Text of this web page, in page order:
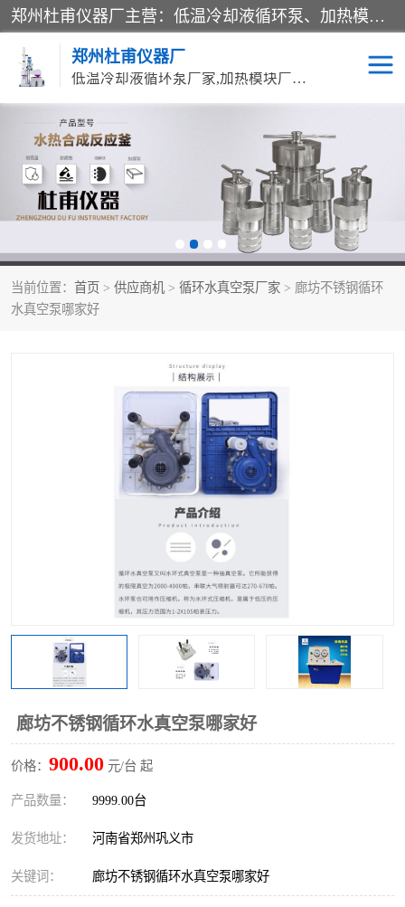
郑州杜甫仪器厂主营：低温冷却液循环泵、加热模块、水热合成反应釜、水油浴锅、旋转蒸发器、循环水真空泵等产品。郑州杜甫仪器厂在众多的教学仪器行业中依靠科技力量扬长避短、迅速发展，成为国家教委*生产教学仪器的厂家，产品具有国内良好水平，主导产品通过ISO9002质量认证。
郑州杜甫仪器厂
低温冷却液循环泵厂家,加热模块厂家,水热合成反应釜厂家,水油浴锅厂家,旋转蒸发器厂家
当前位置： 首页 > 供应商机 > 循环水真空泵厂家 > 廊坊不锈钢循环
水真空泵哪家好
廊坊不锈钢循环水真空泵哪家好
价格： 900.00 元/台 起
产品数量： 9999.00台
发货地址： 河南省郑州巩义市
关键词： 廊坊不锈钢循环水真空泵哪家好
循环水真空泵厂家 水热合成反应釜厂家
低温冷却液循环泵厂家 加热模块厂家
气流烘干器
旋转蒸发器厂家 双层玻璃反应釜10L
多功能油浴锅
单层玻璃反应釜 低温恒温反应浴槽